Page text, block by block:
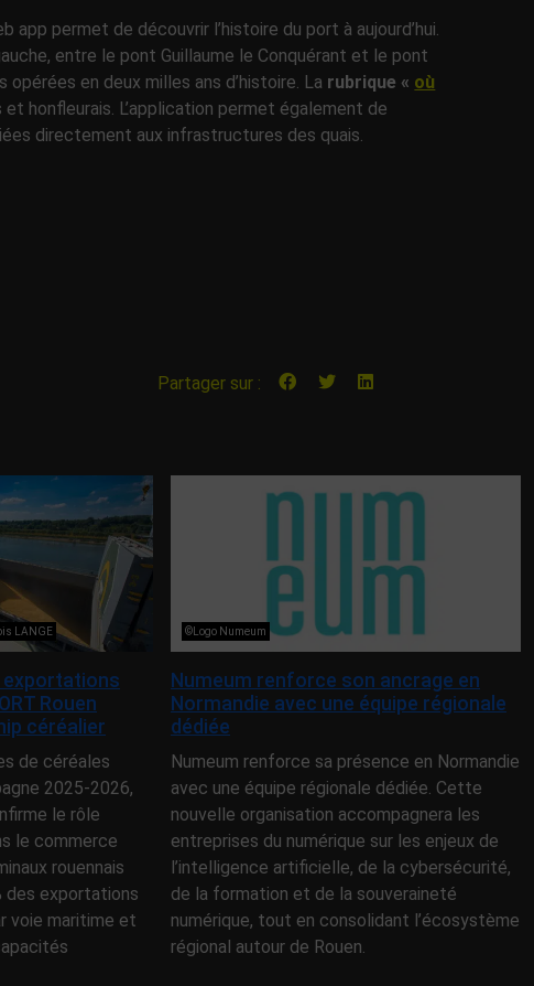
app permet de découvrir l’histoire du port à aujourd’hui.
entre le pont Guillaume le Conquérant et le pont
en deux milles ans d’histoire. La rubrique « où
honfleurais. L’application permet également de
directement aux infrastructures des quais.
Partager sur :
LANGE
exportations
Rouen
céréalier
de céréales
2025-2026,
le rôle
le commerce
rouennais
des exportations
voie maritime et
©Logo Numeum
Numeum renforce son ancrage en
Normandie avec une équipe régionale
dédiée
Numeum renforce sa présence en Normandie
avec une équipe régionale dédiée. Cette
nouvelle organisation accompagnera les
entreprises du numérique sur les enjeux de
l’intelligence artificielle, de la cybersécurité,
de la formation et de la souveraineté
numérique, tout en consolidant l’écosystème
régional autour de Rouen.